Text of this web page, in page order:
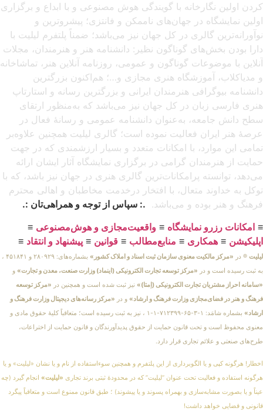
کردن اولین نگارخانه با گویندگی هوش مصنوعی و با ابداع و برگزاری
اولین نمایشگاه در جهان‌های ناممکن و فانتزی؛ پیشروترین و
نوآورانه‌ترین گالری در کل جهان نیز می‌باشد؛ ضمناً پلتفرم لیلیت با
دارا بودن بخش‌های گوناگون نظیر: دانشنامه هنر و هنرمندان، مجلات
آنلاین با موضوعات گوناگون و عمومی، روزنامه آنلاین هنر، تماشاخانه
و مدیاکلاب، آموزشگاه هنری مجازی و…؛ هم‌اکنون بزرگترین
دانشنامه بیوگرافی هنرمندان ایرانی و بزرگترین رسانه و استارتاپ
هنری فارسی زبان در کل جهان نیز می‌باشد که به‌منظور ارتقای
سطح دانش جامعه، به‌عنوان دانشنامه عمومی و رسانهٔ فعال در
عرصهٔ هنر ایران فعالیت نموده است؛ گالری لیلیت همچنین علاوه‌بر
تمامی این موارد، با امکانات متعدد و بسیار ارزشمندی که در جهت
حمایت از هنرمندان گرامی در برگزاری نمایشگاه آثار ایشان ارائه
می‌دهد، توانسته پرامکانات‌ترین گالری هنری در جهان نیز باشد، که با
توکل به خداوند متعال، با افتخار درخدمت مخاطبان و اهالی محترم
فرهنگ و هنر بوده و می‌باشد. .: سپاس از توجه و همراهی‌تان :.
≡ امکانات رزرو نمایشگاه ≡ واقعیت‌مجازی و هوش‌مصنوعی ≡
اپلیکیشن ≡ همکاری ≡ منابع‌مطالب ≡ قوانین ≡ پیشنهاد و انتقاد ≡
لیلیت ® در «مرکز مالکیت معنوی سازمان ثبت اسناد و املاک کشور»
بشماره‌های: ۲۸۰۹۲۹ و ۴۵۱۸۴۱ ،
به ثبت رسیده است و در «مرکز توسعه تجارت الکترونیکی (اینماد) وزارت صنعت، معدن و تجارت» و
«سامانه احراز مشتریان تجارت الکترونیکی (اِمتا)» نیز ثبت شده است و همچنین در «مرکز توسعه
فرهنگ و هنر در فضای‌مجازی وزارت فرهنگ و ارشاد» و در «مرکز رسانه‌های دیجیتال وزارت فرهنگ و
ارشاد»
بشماره شامَد: ۱-۳-۶۵-۷۱۲۳۹۹-۱-۱ ، نیز به ثبت رسیده است؛ متعاقباً کلیهٔ حقوق مادی و
معنوی محفوظ است و تحت قانون حمایت از حقوق پدیدآورندگان و قانون حمایت از اختراعات،
طرح‌های صنعتی و علائم تجاری قرار دارد.
اخطار! هرگونه کپی و یا الگوبرداری از این پلتفرم و همچنین سوءاستفاده از نام و یا نشان «لیلیت» و یا
هرگونه استفاده و فعالیت تحت عنوان “لیلیت” که در محدودهٔ ثبتی برند تجاری «لیلیت» انجام گیرد (چه
عیناً و یا بصورت مشابه‌سازی و بهمراه پسوند و یا پیشوند) ؛ طبق قانون ممنوع است و متعاقباً پیگرد
قانونی و قضایی خواهد داشت!